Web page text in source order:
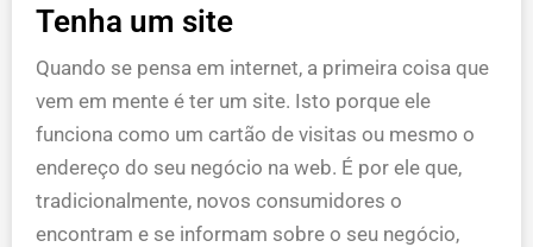
Tenha um site
Quando se pensa em internet, a primeira coisa que
vem em mente é ter um site. Isto porque ele
funciona como um cartão de visitas ou mesmo o
endereço do seu negócio na web. É por ele que,
tradicionalmente, novos consumidores o
encontram e se informam sobre o seu negócio,